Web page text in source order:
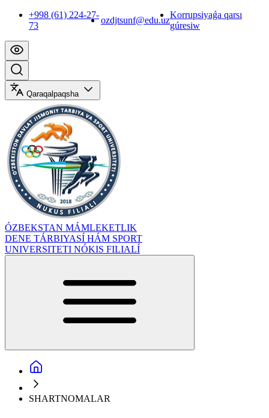
+998 (61) 224-27-
73
ozdjtsunf@edu.uz
Korrupsiyaǵa qarsı
gúresiw
Qaraqalpaqsha
ÓZBEKSTAN MÁMLEKETLIK
DENE TÁRBIYASÍ HÁM SPORT
UNIVERSITETI NÓKIS FILIALÍ
SHARTNOMALAR